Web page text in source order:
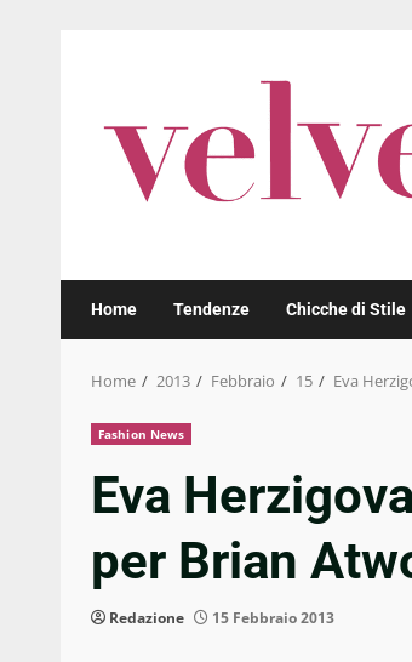
Home Tendenze Chicche di Stile
Home 2013 Febbraio 15 Eva
Fashion News
Eva
per Brian
Redazione 15 Febbraio 2013